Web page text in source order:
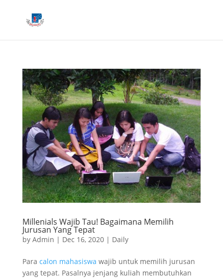
Millenials Wajib Tau! Bagaimana Memilih
Jurusan Yang Tepat
by Admin | Dec 16, 2020| Daily
Para calon mahasiswa wajib untuk memilih jurusan
yang tepat. Pasalnya jenjang kuliah membutuhkan